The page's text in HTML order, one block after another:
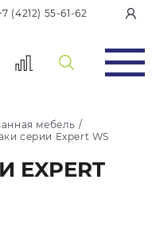
(4212) 55-61-62
мебель /
серии Expert WS